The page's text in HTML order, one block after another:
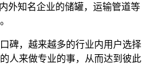
外知名企业的储罐，运输管道等
碑，越来越多的行业内用户选择
人来做专业的事，从而达到彼此